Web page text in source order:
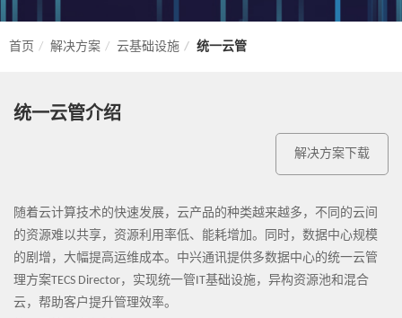
首页 解决方案 云基础设施 统一云管
统一云管介绍
解决方案下载
随着云计算技术的快速发展，云产品的种类越来越多，不同的云间
的资源难以共享，资源利用率低、能耗增加。同时，数据中心规模
的剧增，大幅提高运维成本。中兴通讯提供多数据中心的统一云管
理方案TECS Director，实现统一管IT基础设施，异构资源池和混合
云，帮助客户提升管理效率。